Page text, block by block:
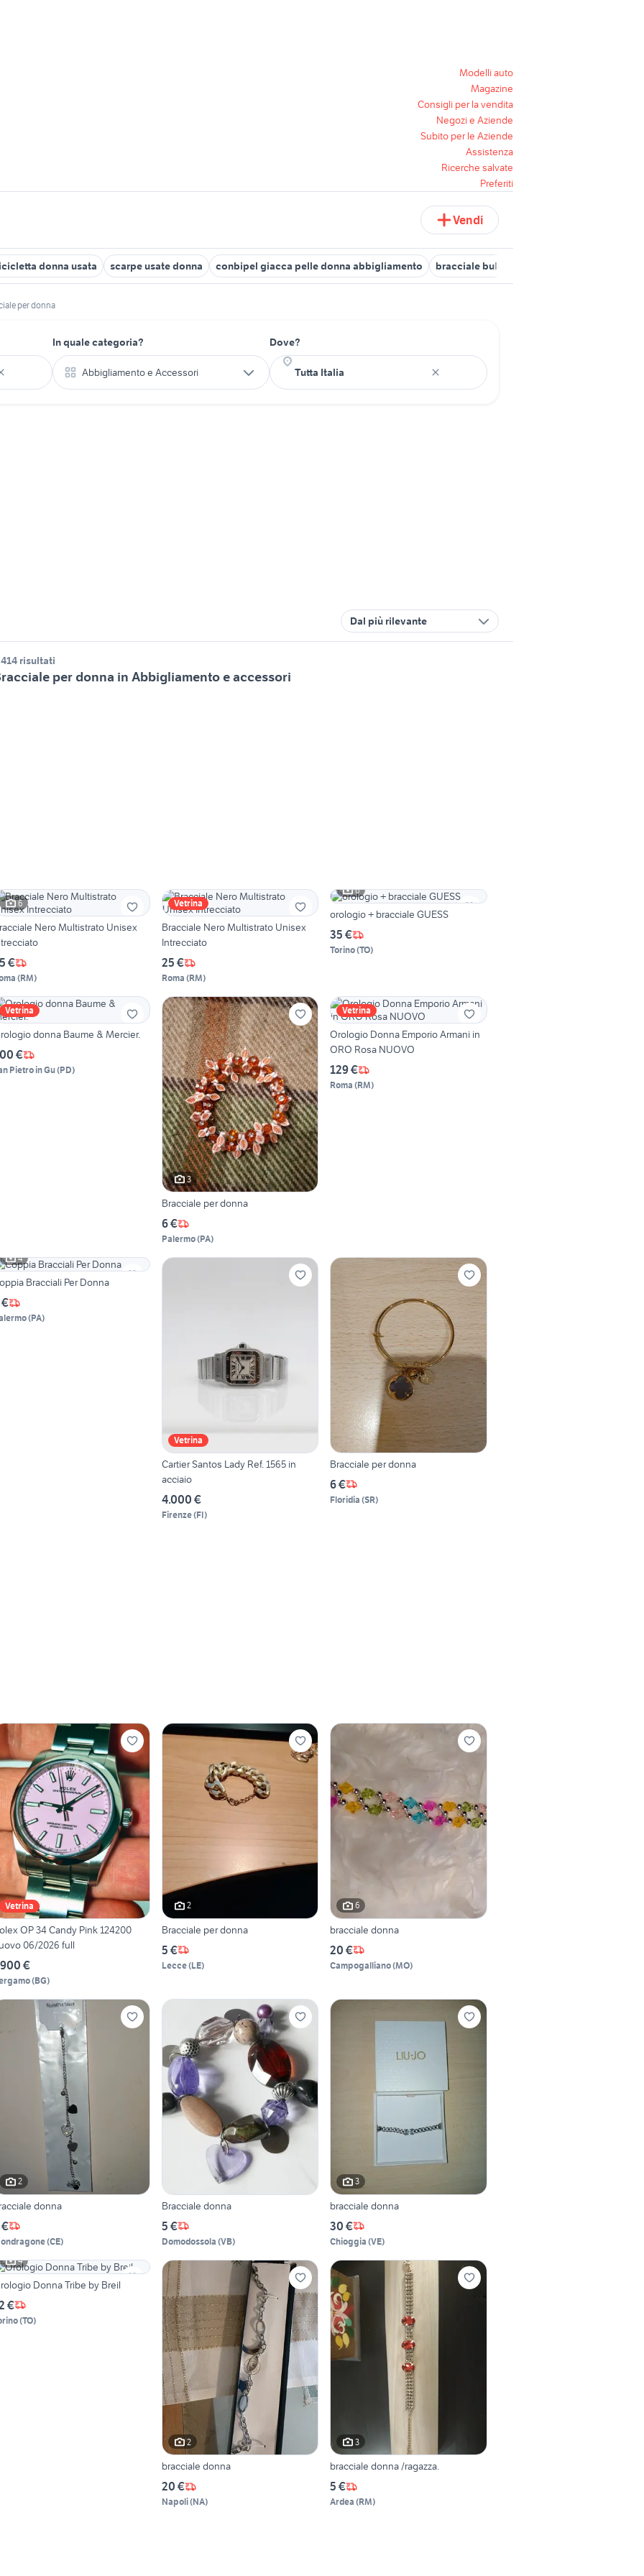
Modelli auto
Magazine
Consigli per la vendita
Negozi e Aziende
Subito per le Aziende
Assistenza
Ricerche salvate
Preferiti
Vendi
donna usata scarpe usate donna conbipel giacca pelle donna abbigliamento bracciale bulgari uomo
per donna
In quale categoria?
Abbigliamento e Accessori
Dove?
Dal più rilevante
risultati
per donna in Abbigliamento e accessori
6
Nero Multistrato Unisex
€
(RM)
Vetrina
Bracciale Nero Multistrato Unisex
Intrecciato
25 €
Roma (RM)
6
orologio + bracciale GUESS
35 €
Torino(TO)
Vetrina
donna Baume & Mercier.
€
Pietro in Gu(PD)
3
Bracciale per donna
6 €
Palermo(PA)
Vetrina
Orologio Donna Emporio Armani in
ORO Rosa NUOVO
129 €
Roma (RM)
4
Bracciali Per Donna
(PA)
Vetrina
Cartier Santos Lady Ref. 1565 in
acciaio
4.000 €
Firenze(FI)
Bracciale per donna
6 €
Floridia (SR)
Vetrina
OP 34 Candy Pink 124200
06/2026 full
€
(BG)
2
Bracciale per donna
5 €
Lecce(LE)
6
bracciale donna
20 €
Campogalliano(MO)
2
donna
(CE)
Bracciale donna
5 €
Domodossola (VB)
3
bracciale donna
30 €
Chioggia (VE)
4
Donna Tribe by Breil
€
(TO)
2
bracciale donna
20 €
Napoli(NA)
3
bracciale donna /ragazza.
5 €
Ardea (RM)